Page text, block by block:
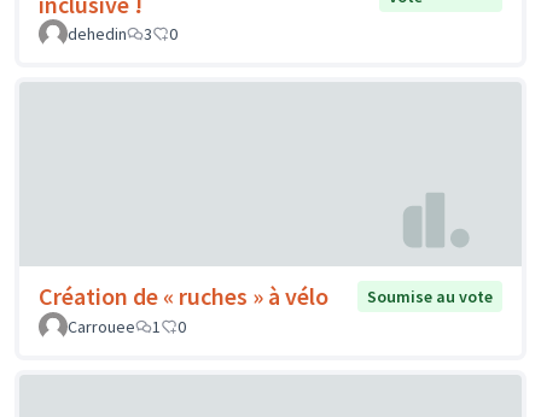
dehedin
3 0
Création de « ruches » à vélo
Soumise au vote
Carrouee
1 0